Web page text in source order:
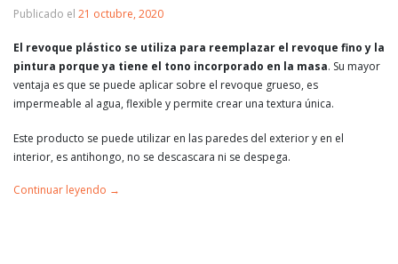
Publicado el 21 octubre, 2020
El revoque plástico se utiliza para reemplazar el revoque fino y la
pintura porque ya tiene el tono incorporado en la masa. Su mayor
ventaja es que se puede aplicar sobre el revoque grueso, es
impermeable al agua, flexible y permite crear una textura única.
Este producto se puede utilizar en las paredes del exterior y en el
interior, es antihongo, no se descascara ni se despega.
Continuar leyendo →